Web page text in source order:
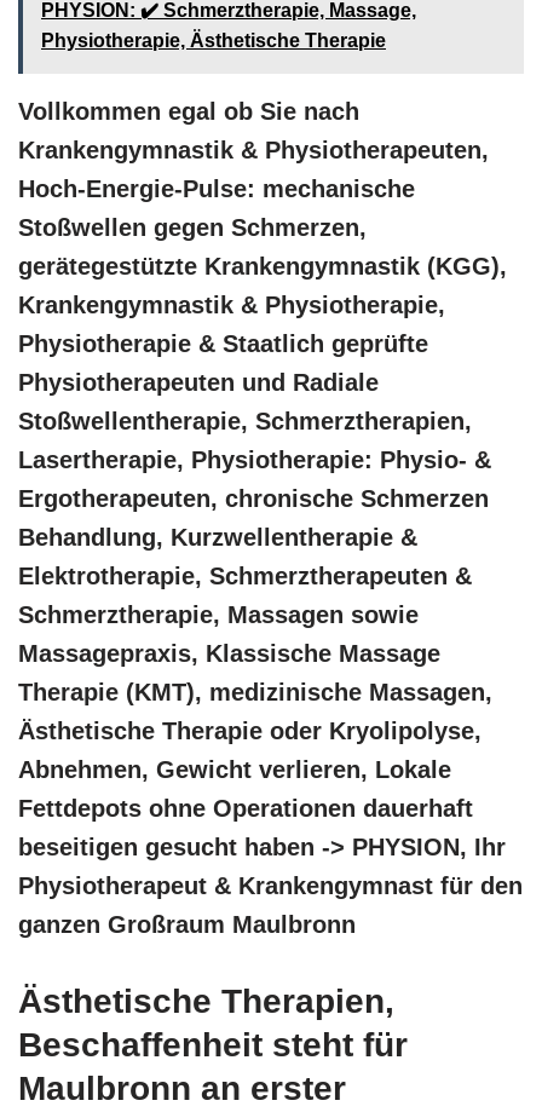
PHYSION: ✔️ Schmerztherapie, Massage,
Physiotherapie, Ästhetische Therapie
Vollkommen egal ob Sie nach
Krankengymnastik & Physiotherapeuten,
Hoch-Energie-Pulse: mechanische
Stoßwellen gegen Schmerzen,
gerätegestützte Krankengymnastik (KGG),
Krankengymnastik & Physiotherapie,
Physiotherapie & Staatlich geprüfte
Physiotherapeuten und Radiale
Stoßwellentherapie, Schmerztherapien,
Lasertherapie, Physiotherapie: Physio- &
Ergotherapeuten, chronische Schmerzen
Behandlung, Kurzwellentherapie &
Elektrotherapie, Schmerztherapeuten &
Schmerztherapie, Massagen sowie
Massagepraxis, Klassische Massage
Therapie (KMT), medizinische Massagen,
Ästhetische Therapie oder Kryolipolyse,
Abnehmen, Gewicht verlieren, Lokale
Fettdepots ohne Operationen dauerhaft
beseitigen gesucht haben -> PHYSION, Ihr
Physiotherapeut & Krankengymnast für den
ganzen Großraum Maulbronn
Ästhetische Therapien,
Beschaffenheit steht für
Maulbronn an erster